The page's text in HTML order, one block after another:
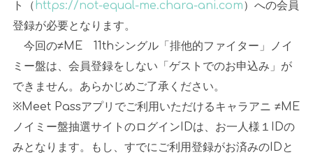
ト（https://not-equal-me.chara-ani.com）への会員
登録が必要となります。
今回の≠ME 11thシングル「排他的ファイター」ノイ
ミー盤は、会員登録をしない「ゲストでのお申込み」が
できません。あらかじめご了承ください。
※Meet Passアプリでご利用いただけるキャラアニ ≠ME
ノイミー盤抽選サイトのログイン IDは、お一人様１ IDの
みとなります。もし、すでにご利用登録がお済みのIDと